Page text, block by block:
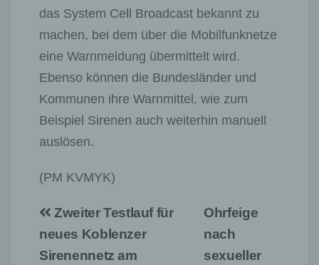
das System Cell Broadcast bekannt zu
machen, bei dem über die Mobilfunknetze
eine Warnmeldung übermittelt wird.
Ebenso können die Bundesländer und
Kommunen ihre Warnmittel, wie zum
Beispiel Sirenen auch weiterhin manuell
auslösen.
(PM KVMYK)
BeitragsnavigationOhrfeige
nach
sexueller
Zweiter Testlauf für
neues Koblenzer
Sirenennetz am